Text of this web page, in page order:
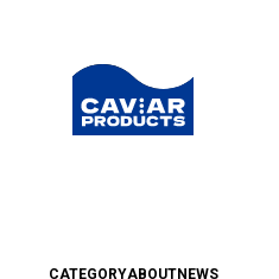
CATEGORYABOUTNEWS